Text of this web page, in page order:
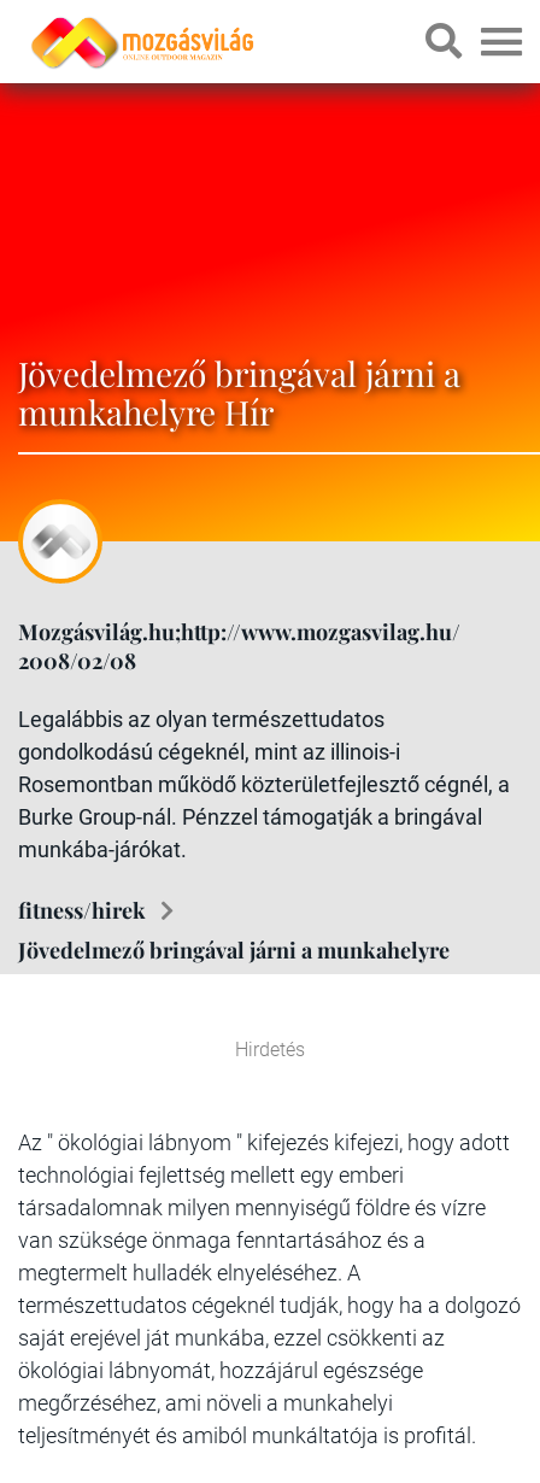
Jövedelmező bringával járni a
munkahelyre Hír
Mozgásvilág.hu;http://www.mozgasvilag.hu/
2008/02/08
Legalábbis az olyan természettudatos
gondolkodású cégeknél, mint az illinois-i
Rosemontban működő közterületfejlesztő cégnél, a
Burke Group-nál. Pénzzel támogatják a bringával
munkába-járókat.
fitness/hirek
Jövedelmező bringával járni a munkahelyre
Hirdetés
Az " ökológiai lábnyom " kifejezés kifejezi, hogy adott
technológiai fejlettség mellett egy emberi
társadalomnak milyen mennyiségű földre és vízre
van szüksége önmaga fenntartásához és a
megtermelt hulladék elnyeléséhez. A
természettudatos cégeknél tudják, hogy ha a dolgozó
saját erejével ját munkába, ezzel csökkenti az
ökológiai lábnyomát, hozzájárul egészsége
megőrzéséhez, ami növeli a munkahelyi
teljesítményét és amiból munkáltatója is profitál.